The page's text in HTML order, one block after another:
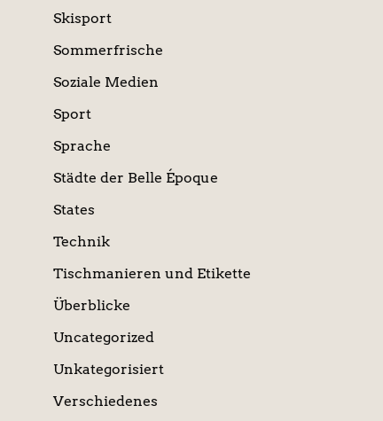
Skisport
Sommerfrische
Soziale Medien
Sport
Sprache
Städte der Belle Époque
States
Technik
Tischmanieren und Etikette
Überblicke
Uncategorized
Unkategorisiert
Verschiedenes